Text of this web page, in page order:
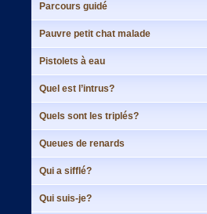
Parcours guidé
Pauvre petit chat malade
Pistolets à eau
Quel est l’intrus?
Quels sont les triplés?
Queues de renards
Qui a sifflé?
Qui suis-je?